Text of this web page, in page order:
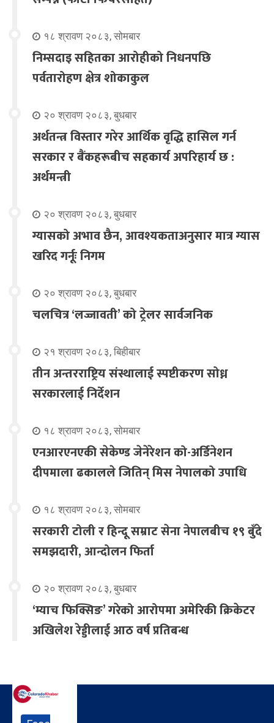
१८ श्रावण २०८३, सोमबार
निम्सदाइ सहितका आरोहीको निधनपछि
पर्वतारोहण क्षेत्र शोकाकुल
२० श्रावण २०८३, बुधबार
अर्थतन्त्र विस्तार गरेर आर्थिक वृद्धि हासिल गर्न
सरकार र बैंकहरूबीच सहकार्य अपरिहार्य छ :
अर्थमन्त्री
२० श्रावण २०८३, बुधबार
ग्यासको अभाव छैन, आवश्यकताअनुसार मात्र ग्यास
खरिद गर्नूः निगम
२० श्रावण २०८३, बुधबार
चलचित्र ‘लज्जावती’ को ट्रेलर सार्वजनिक
२१ श्रावण २०८३, बिहीबार
तीन अन्तरराष्ट्रिय संस्थालाई स्पष्टीकरण सोध्न
सरकारलाई निर्देशन
१८ श्रावण २०८३, सोमबार
एनआरएनएकी सेकेण्ड जेनेरेशन को-अर्डिनेशन
दीपमाला ढकालले जितिन् मिस नेपालको उपाधि
१८ श्रावण २०८३, सोमबार
सरकारी टोली र हिन्दू सम्राट सेना नेपालबीच १९ बुँदे
समझदारी, आन्दोलन फिर्ता
२० श्रावण २०८३, बुधबार
‘म्याच फिक्सिङ’ गरेको आरोपमा अमेरिकी क्रिकेटर
अखिलेश रेड्डीलाई आठ वर्ष प्रतिबन्ध